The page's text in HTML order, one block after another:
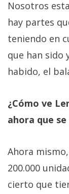
Nosotros
hay partes
teniendo en
que han sido
habido, el
¿Cómo ve
ahora que
Ahora
200.000
cierto que